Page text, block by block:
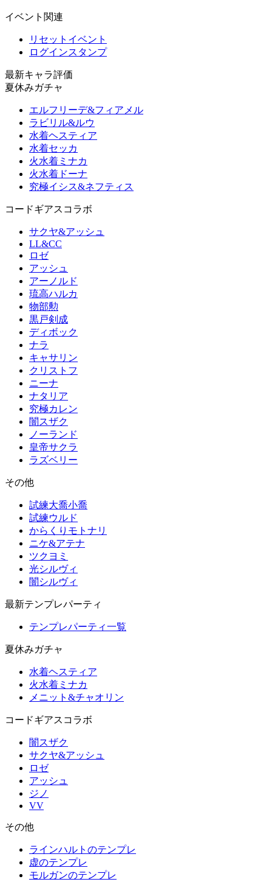
イベント関連
リセットイベント
ログインスタンプ
最新キャラ評価
夏休みガチャ
エルフリーデ&フィアメル
ラビリル&ルウ
水着ヘスティア
水着セッカ
火水着ミナカ
火水着ドーナ
究極イシス&ネフティス
コードギアスコラボ
サクヤ&アッシュ
LL&CC
ロゼ
アッシュ
アーノルド
琉高ハルカ
物部勲
黒戸剣成
ディボック
ナラ
キャサリン
クリストフ
ニーナ
ナタリア
究極カレン
闇スザク
ノーランド
皇帝サクラ
ラズベリー
その他
試練大喬小喬
試練ウルド
からくりモトナリ
ニケ&アテナ
ツクヨミ
光シルヴィ
闇シルヴィ
最新テンプレパーティ
テンプレパーティ一覧
夏休みガチャ
水着ヘスティア
火水着ミナカ
メニット&チャオリン
コードギアスコラボ
闇スザク
サクヤ&アッシュ
ロゼ
アッシュ
ジノ
VV
その他
ラインハルトのテンプレ
虚のテンプレ
モルガンのテンプレ